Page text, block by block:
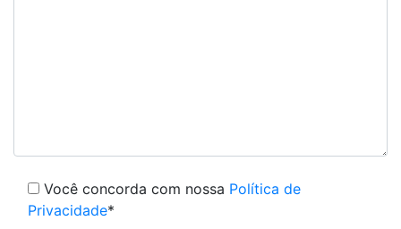
Você concorda com nossa Política de
Privacidade*